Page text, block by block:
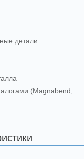
детали
(Magnabend,